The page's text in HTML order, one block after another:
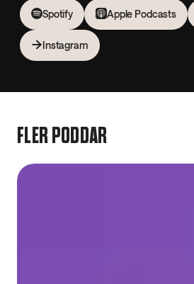
Spotify
Apple Podcasts
Instagram
FLER PODDAR